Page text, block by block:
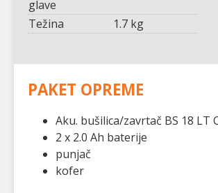
glave
Težina 1.7 kg
PAKET OPREME
Aku. bušilica/zavrtač BS 18 LT
2 x 2.0 Ah baterije
punjač
kofer